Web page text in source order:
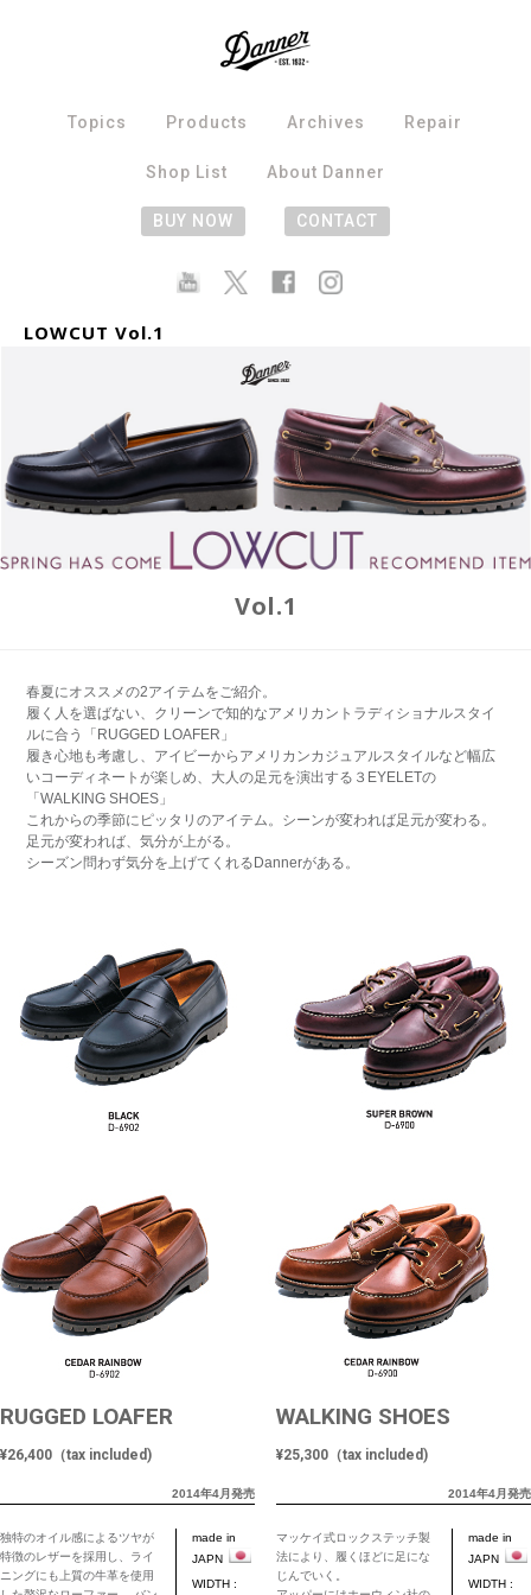
Topics Products Archives Repair
Shop List About Danner
BUY NOW CONTACT
LOWCUT Vol.1
Vol.1
春夏にオススメの2アイテムをご紹介。
履く人を選ばない、クリーンで知的なアメリカントラディショナルスタイ
ルに合う「RUGGED LOAFER」
履き心地も考慮し、アイビーからアメリカンカジュアルスタイルなど幅広
いコーディネートが楽しめ、大人の足元を演出する３EYELETの
「WALKING SHOES」
これからの季節にピッタリのアイテム。シーンが変われば足元が変わる。
足元が変われば、気分が上がる。
シーズン問わず気分を上げてくれるDannerがある。
RUGGED LOAFER
¥26,400（tax included)
2014年4月発売
独特のオイル感によるツヤが
特徴のレザーを採用し、ライ
ニングにも上質の牛革を使用
made in
JAPN
WIDTH :
WALKING SHOES
¥25,300（tax included)
2014年4月発売
マッケイ式ロックステッチ製
法により、履くほどに足にな
じんでいく。
made in
JAPN
WIDTH :